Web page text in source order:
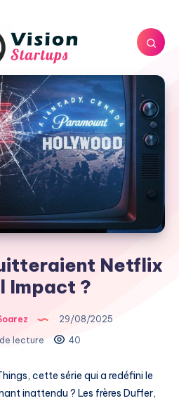
Netflix
Impact ?
29/08/2025
lecture
40
cette série qui a redéfini le
inattendu ? Les frères Duffer,